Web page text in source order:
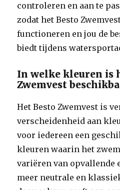
controleren en aan te
zodat het Besto
functioneren en jou de
biedt tijdens
In welke kleuren is
Zwemvest
Het Besto Zwemvest is
verscheidenheid aan
voor iedereen een
kleuren waarin het
variëren van opvallende
meer neutrale en